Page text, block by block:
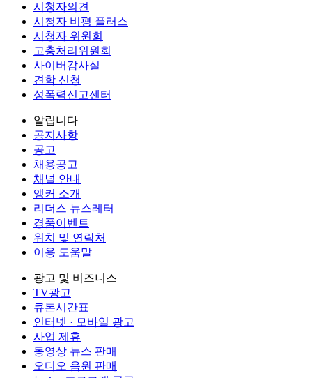
시청자의견
시청자 비평 플러스
시청자 위원회
고충처리위원회
사이버감사실
견학 신청
성폭력신고센터
알립니다
공지사항
공고
채용공고
채널 안내
앵커 소개
리더스 뉴스레터
경품이벤트
위치 및 연락처
이용 도움말
광고 및 비즈니스
TV광고
큐톤시간표
인터넷 · 모바일 광고
사업 제휴
동영상 뉴스 판매
오디오 음원 판매